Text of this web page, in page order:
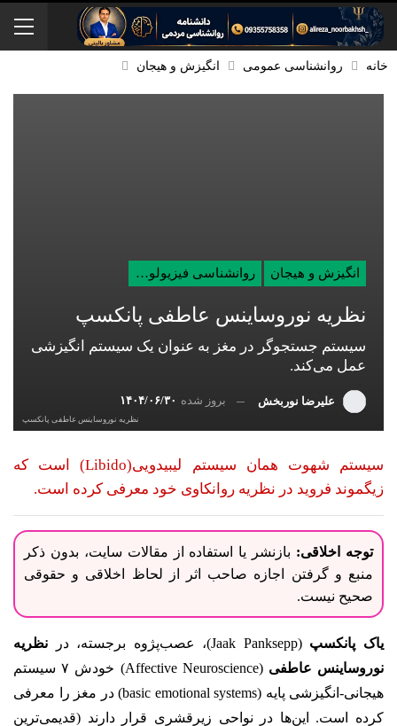
خانه روانشناسی عمومی انگیزش و هیجان
انگیزش و هیجان روانشناسی فیزیولوژی
نظریه‌ نوروساینس عاطفی پانکسپ
سیستم جستجوگر در مغز به عنوان یک سیستم انگیزشی
عمل می‌کند.
علیرضا نوربخش بروز شده ۱۴۰۴/۰۶/۳۰
نظریه‌ نوروساینس عاطفی پانکسپ
سیستم شهوت همان سیستم لیبیدویی(Libido) است که
زیگموند فروید در نظریه روانکاوی خود معرفی کرده است.
توجه اخلاقی: بازنشر یا استفاده از مقالات سایت، بدون ذکر
منبع و گرفتن اجازه صاحب اثر از لحاظ اخلاقی و حقوقی
صحیح نیست.
یاک پانکسپ (Jaak Panksepp)، عصب‌پژوه برجسته، در
نظریه‌
نوروساینس عاطفی
(Affective Neuroscience) خودش ۷ سیستم
هیجانی-انگیزشی پایه (basic emotional systems) در مغز را معرفی
کرده است. این‌ها در نواحی زیرقشری قرار دارند (قدیمی‌ترین